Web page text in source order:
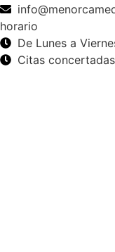
horario
De Lunes a
Citas concertadas